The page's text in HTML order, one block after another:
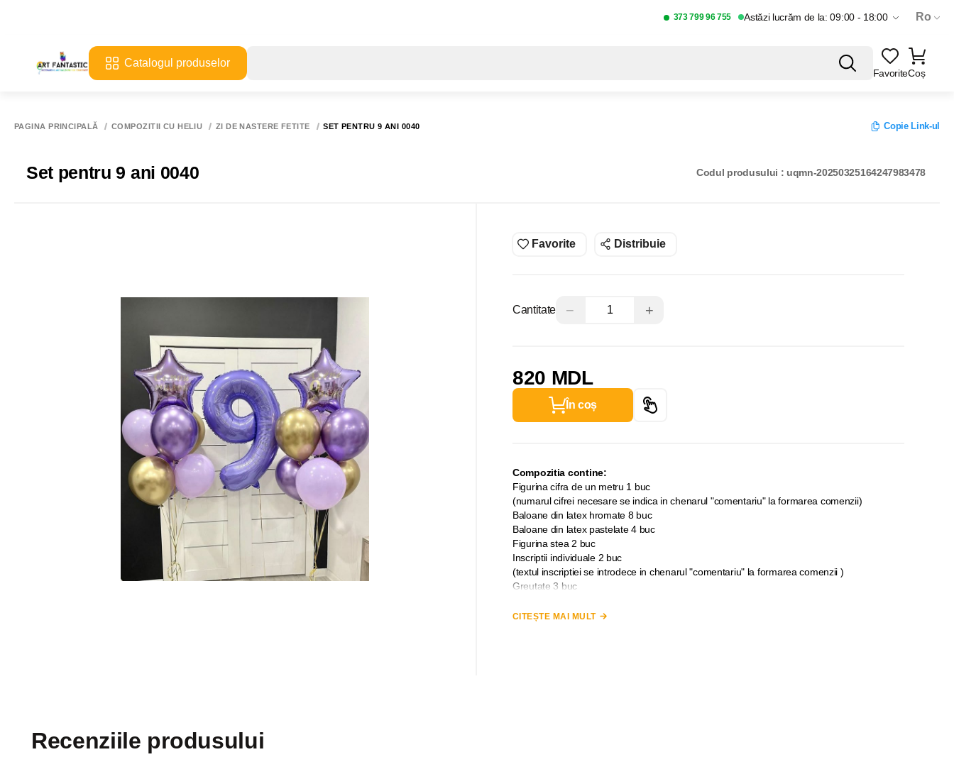
373 799 96 755 Astăzi lucrăm de la: 09:00 - 18:00 Ro
Catalogul produselor
FavoriteCoș
PAGINA PRINCIPALĂ COMPOZITII CU HELIU ZI DE NASTERE FETITE SET PENTRU 9 ANI 0040 Copie Link-ul
Set pentru 9 ani 0040 Codul produsului : uqmn-20250325164247983478
Favorite Distribuie
Cantitate − +
820 MDL
În coș
Compozitia contine:
Figurina cifra de un metru 1 buc
(numarul cifrei necesare se indica in chenarul "comentariu" la formarea comenzii)
Baloane din latex hromate 8 buc
Baloane din latex pastelate 4 buc
Figurina stea 2 buc
Inscriptii individuale 2 buc
(textul inscriptiei se introdece in chenarul "comentariu" la formarea comenzii )
Greutate 3 buc
Pe inimioare,stelute si figurine din folie se poate aplica inscriptie personalizata.Textul
CITEȘTE MAI MULT
Recenziile produsului